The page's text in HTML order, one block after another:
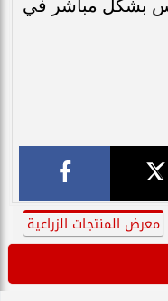
بشكل مباشر في
معرض المنتجات الزراعية